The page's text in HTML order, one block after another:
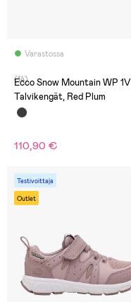
Varastossa
(14)
Ecco Snow Mountain WP 1V
Talvikengät, Red Plum
110,90 €
Testivoittaja
Outlet